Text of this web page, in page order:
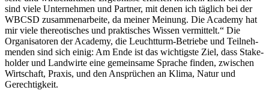
sind viele Unter­nehmen und Partner, mit denen ich täglich bei der
WBCSD zusam­men­ar­beite, da meiner Meinung. Die Academy hat
mir viele thereo­ti­sches und prak­ti­sches Wissen vermit­telt.“ Die
Orga­ni­sa­toren der Academy, die Leucht­turm-Betriebe und Teil­neh­
menden sind sich einig: Am Ende ist das wich­tigste Ziel, dass Stake­
holder und Land­wirte eine gemein­same Sprache finden, zwischen
Wirt­schaft, Praxis, und den Ansprü­chen an Klima, Natur und
Gerech­tig­keit.